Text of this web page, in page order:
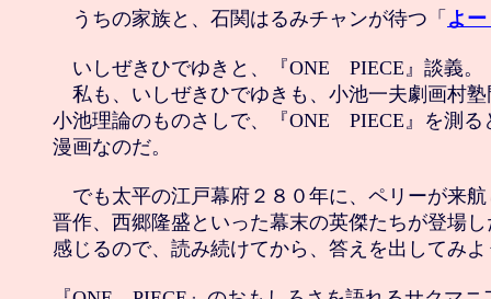
うちの家族と、石関はるみチャンが待つ「 よ
いしぜきひでゆきと、『ONE　PIECE』談義。
私も、いしぜきひでゆきも、小池一夫劇画村
小池理論のものさしで、『ONE　PIECE』を測
漫画なのだ。
でも太平の江戸幕府２８０年に、ペリーが来
晋作、西郷隆盛といった幕末の英傑たちが登場
感じるので、読み続けてから、答えを出してみ